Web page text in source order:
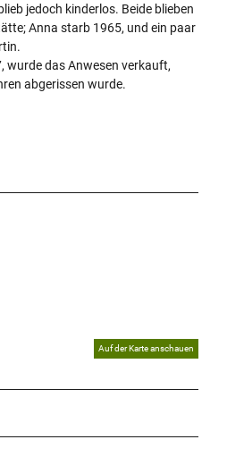
jedoch kinderlos. Beide blieben
Anna starb 1965, und ein paar
wurde das Anwesen verkauft,
abgerissen wurde.
Auf der Karte anschauen